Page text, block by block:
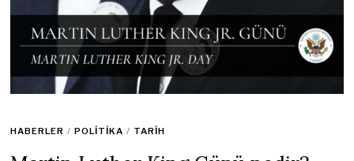
HABERLER / POLITIKA / TARIH